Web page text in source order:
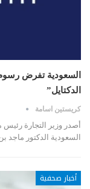
السعودية تفرض
الدكتايل”
كريستين اسامة
أصدر وزير التجارة رئيس
السعودية الدكتور ماجد
أخبار صحفية